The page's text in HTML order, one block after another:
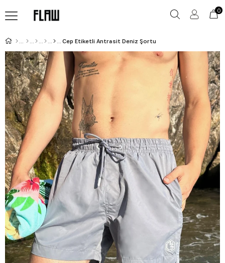
0
Cep Etiketli Antrasit Deniz Şortu